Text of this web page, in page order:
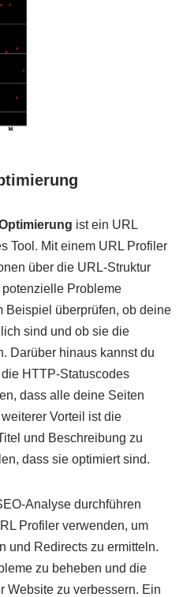
ist ein URL
Tool. Mit einem URL Profiler
über die URL-Struktur
Probleme
Beispiel überprüfen, ob deine
sind und ob sie die
Darüber hinaus kannst du
HTTP-Statuscodes
dass alle deine Seiten
Vorteil ist die
und Beschreibung zu
dass sie optimiert sind.
Analyse durchführen
Profiler verwenden, um
und Redirects zu ermitteln.
zu beheben und die
Website zu verbessern. Ein